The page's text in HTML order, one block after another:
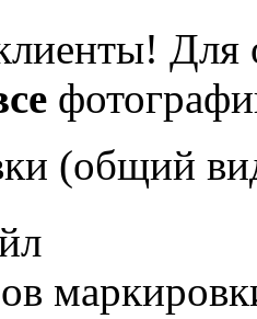
Для
(общий